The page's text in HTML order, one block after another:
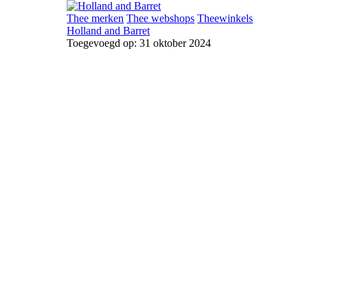
Thee merken Thee webshops Theewinkels
Holland and Barret
Toegevoegd op: 31 oktober 2024